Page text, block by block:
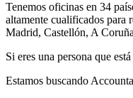
Tenemos oficinas en 34
altamente cualificados para
Madrid, Castellón, A
Si eres una persona que
Estamos buscando